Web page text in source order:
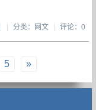
| 分类：网文| 评论：0
5 »